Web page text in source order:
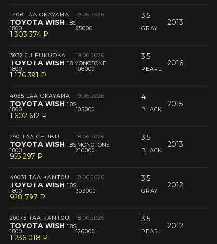
1408 LAA OKAYAMA 19.06.2026 3.5
TOYOTA WISH 1.8S 2013
1800 95000 GRAY
1 303 374 P
--
3032 JU FUKUOKA 19.06.2026 3.5
TOYOTA WISH 1.8 MONOTONE 2016
1800 196000 PEARL
1 176 391 P
--
4055 LAA OKAYAMA 19.06.2026 4
TOYOTA WISH 1.8S 2015
1800 105000 BLACK
1 602 612 P
--
290 TAA CHUBU 18.06.2026 3.5
TOYOTA WISH 1.8S MONOTONE 2013
1800 210000 BLACK
955 297 P
--
40031 TAA KANTOU 18.06.2026 3.5
TOYOTA WISH 1.8S 2012
1800 303000 GRAY
928 797 P
--
20075 TAA KANTOU 18.06.2026 3.5
TOYOTA WISH 1.8S 2012
1800 126000 PEARL
1 236 018 P
--